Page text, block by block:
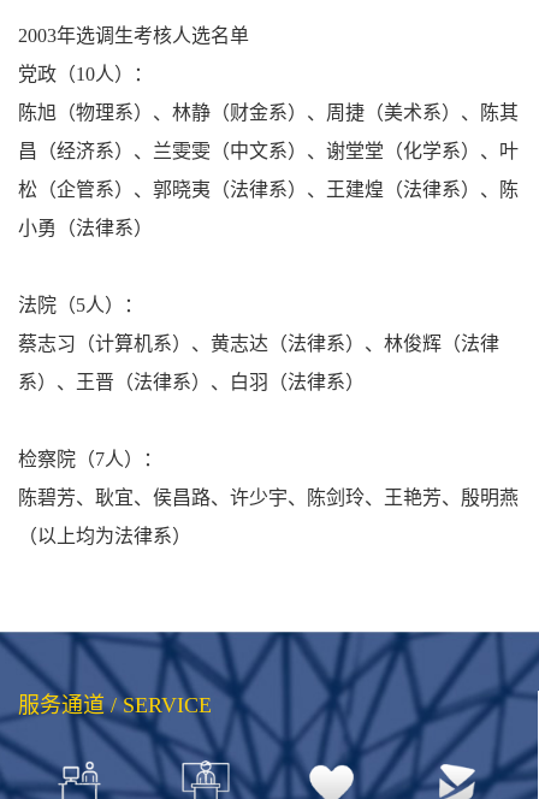
2003年选调生考核人选名单
党政（10人）：
陈旭（物理系）、林静（财金系）、周捷（美术系）、陈其
昌（经济系）、兰雯雯（中文系）、谢堂堂（化学系）、叶
松（企管系）、郭晓夷（法律系）、王建煌（法律系）、陈
小勇（法律系）
法院（5人）：
蔡志习（计算机系）、黄志达（法律系）、林俊辉（法律
系）、王晋（法律系）、白羽（法律系）
检察院（7人）：
陈碧芳、耿宜、侯昌路、许少宇、陈剑玲、王艳芳、殷明燕
（以上均为法律系）
服务通道 / SERVICE